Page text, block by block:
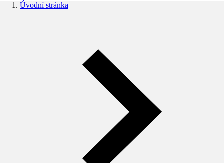
Úvodní stránka